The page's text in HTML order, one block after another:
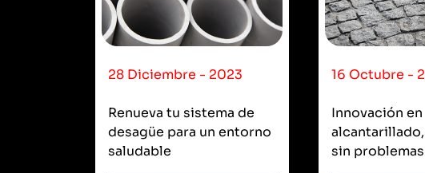
28 Diciembre - 2023
Renueva tu sistema de
desagüe para un entorno
saludable
16 Octubre -
Innovación en
alcantarillado,
sin problemas